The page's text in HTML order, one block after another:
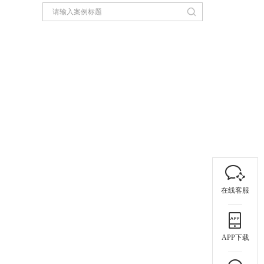
在线客服
APP下载